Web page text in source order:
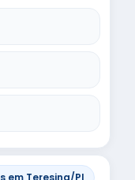
em Teresina/PI